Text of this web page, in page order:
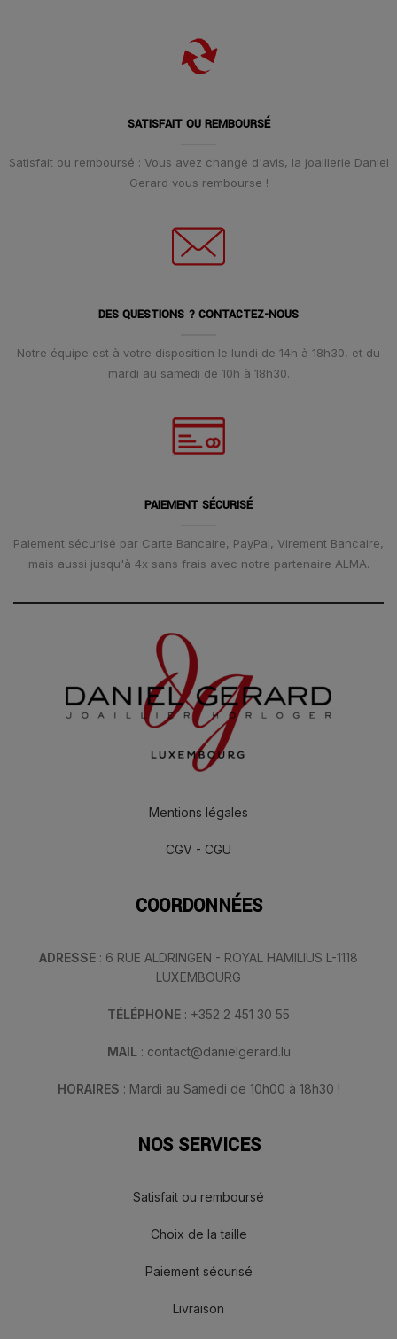
SATISFAIT OU REMBOURSÉ
Satisfait ou remboursé : Vous avez changé d'avis, la joaillerie Daniel
Gerard vous rembourse !
DES QUESTIONS ? CONTACTEZ-NOUS
Notre équipe est à votre disposition le lundi de 14h à 18h30, et du
mardi au samedi de 10h à 18h30.
PAIEMENT SÉCURISÉ
Paiement sécurisé par Carte Bancaire, PayPal, Virement Bancaire,
mais aussi jusqu'à 4x sans frais avec notre partenaire ALMA.
Mentions légales
CGV - CGU
COORDONNÉES
ADRESSE : 6 RUE ALDRINGEN - ROYAL HAMILIUS L-1118
LUXEMBOURG
TÉLÉPHONE : +352 2 451 30 55
MAIL : contact@danielgerard.lu
HORAIRES : Mardi au Samedi de 10h00 à 18h30 !
NOS SERVICES
Satisfait ou remboursé
Choix de la taille
Paiement sécurisé
Livraison